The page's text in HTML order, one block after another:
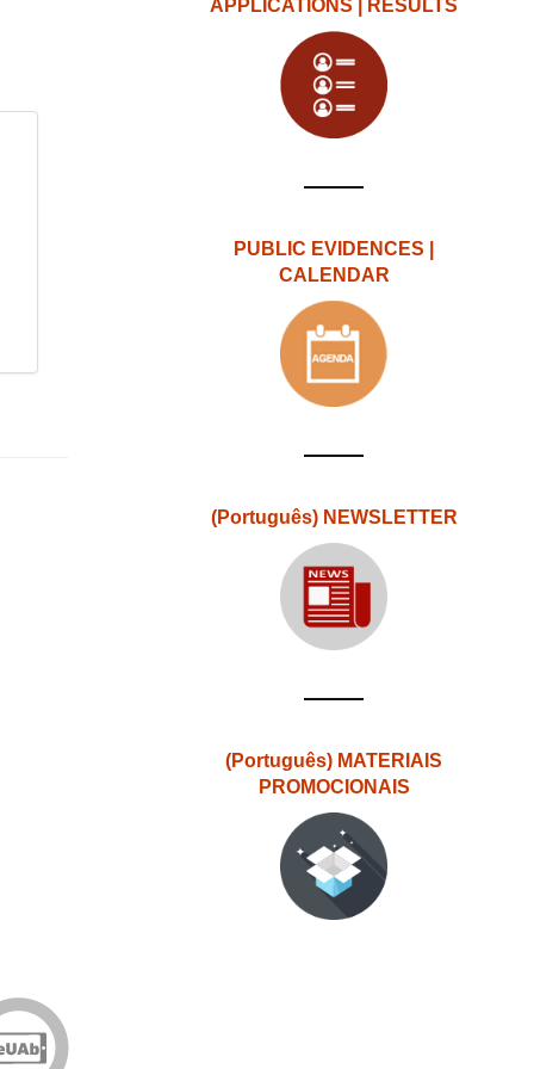
APPLICATIONS | RESULTS
PUBLIC EVIDENCES |
CALENDAR
(Português) NEWSLETTER
(Português) MATERIAIS
PROMOCIONAIS